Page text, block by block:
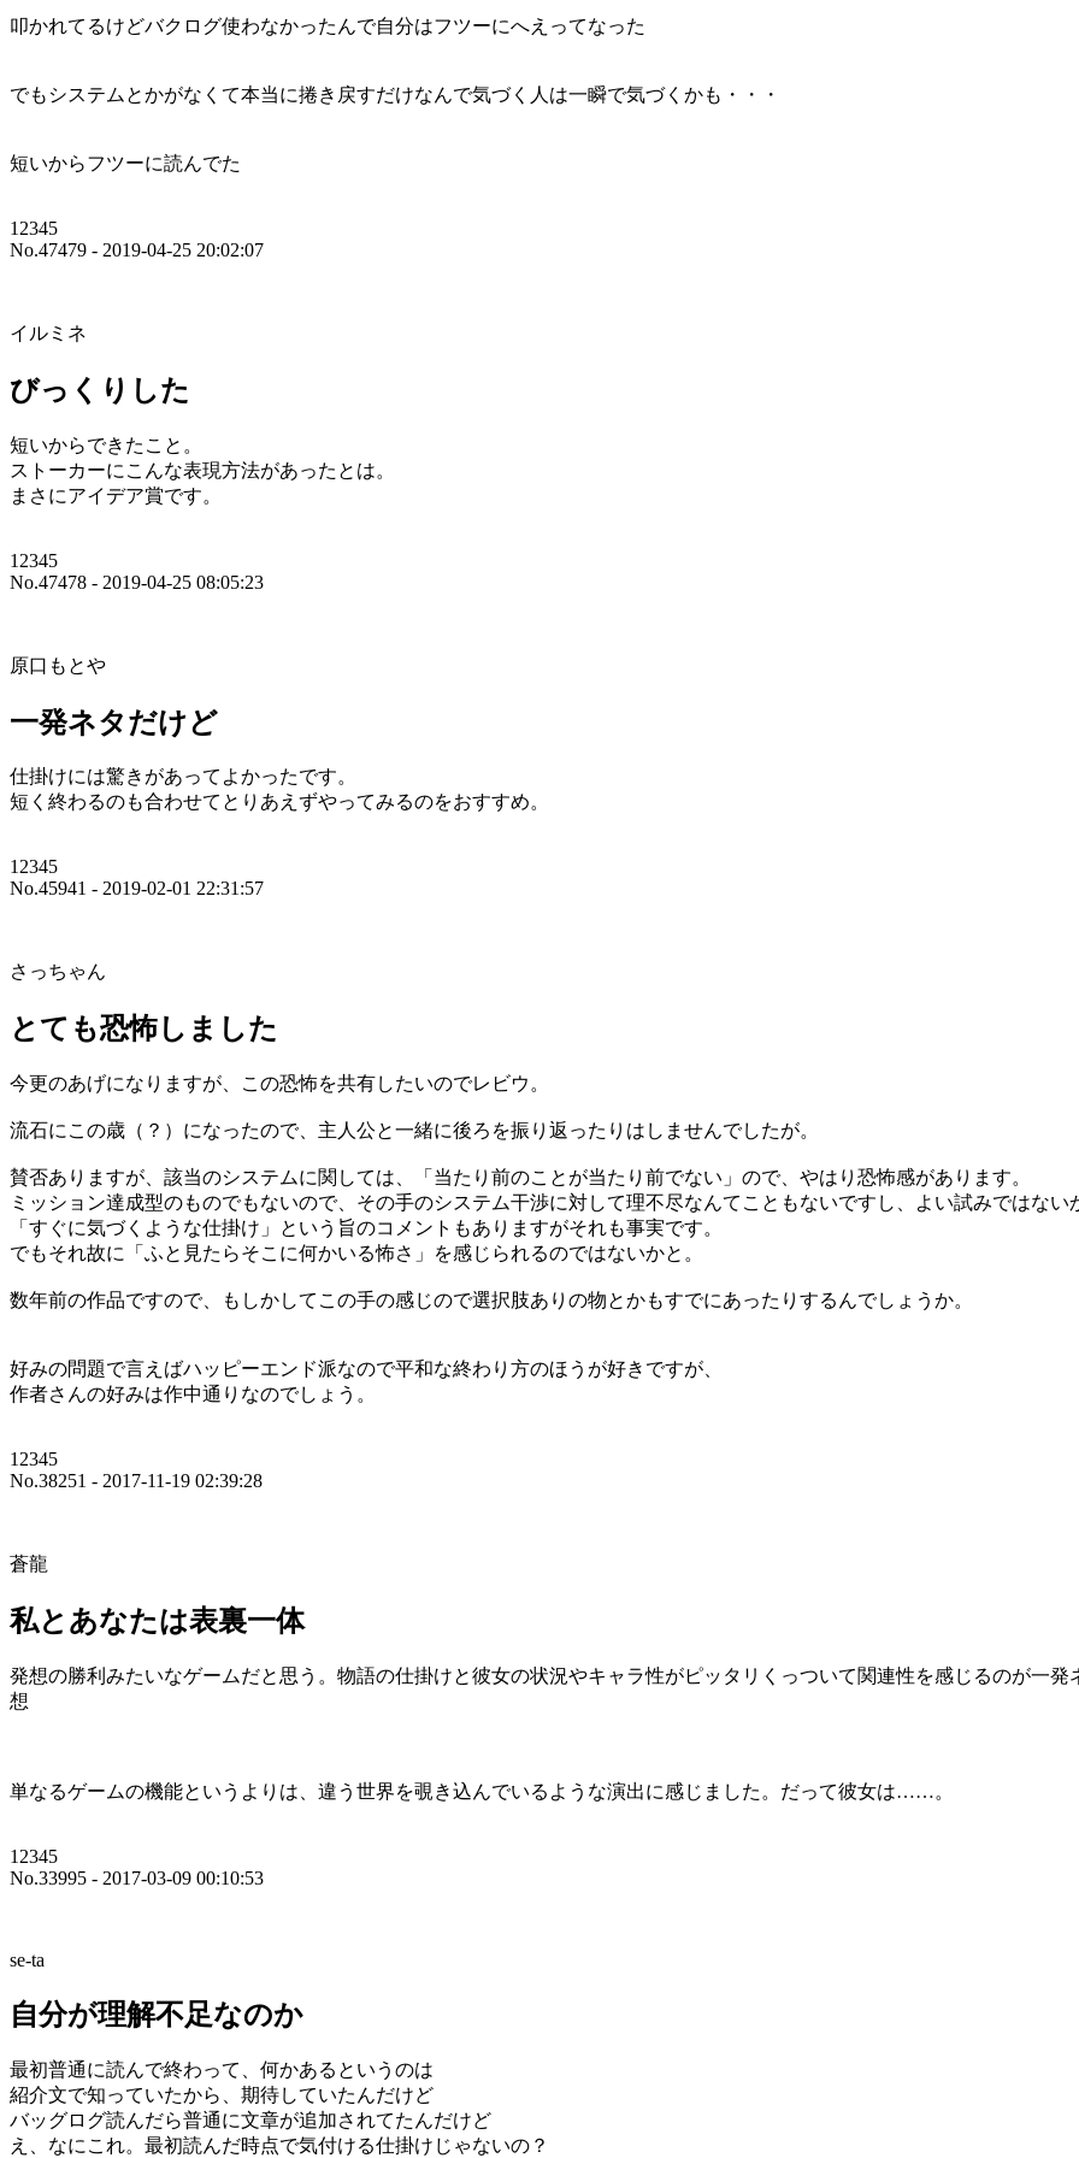
叩かれてるけどバクログ使わなかったんで自分はフツーにへえってなった
でもシステムとかがなくて本当に捲き戻すだけなんで気づく人は一瞬で気づくかも・・・
短いからフツーに読んでた
12345
No.47479 - 2019-04-25 20:02:07
イルミネ
びっくりした
短いからできたこと。
ストーカーにこんな表現方法があったとは。
まさにアイデア賞です。
12345
No.47478 - 2019-04-25 08:05:23
原口もとや
一発ネタだけど
仕掛けには驚きがあってよかったです。
短く終わるのも合わせてとりあえずやってみるのをおすすめ。
12345
No.45941 - 2019-02-01 22:31:57
さっちゃん
とても恐怖しました
今更のあげになりますが、この恐怖を共有したいのでレビウ。
流石にこの歳（？）になったので、主人公と一緒に後ろを振り返ったりはしませんでしたが。
賛否ありますが、該当のシステムに関しては、「当たり前のことが当たり前でない」ので、やはり恐怖感があります。
ミッション達成型のものでもないので、その手のシステム干渉に対して理不尽なんてこともないですし、よい試みではない
「すぐに気づくような仕掛け」という旨のコメントもありますがそれも事実です。
でもそれ故に「ふと見たらそこに何かいる怖さ」を感じられるのではないかと。
数年前の作品ですので、もしかしてこの手の感じので選択肢ありの物とかもすでにあったりするんでしょうか。
好みの問題で言えばハッピーエンド派なので平和な終わり方のほうが好きですが、
作者さんの好みは作中通りなのでしょう。
12345
No.38251 - 2017-11-19 02:39:28
蒼龍
私とあなたは表裏一体
発想の勝利みたいなゲームだと思う。物語の仕掛けと彼女の状況やキャラ性がピッタリくっついて関連性を感じるのが一
想
単なるゲームの機能というよりは、違う世界を覗き込んでいるような演出に感じました。だって彼女は……。
12345
No.33995 - 2017-03-09 00:10:53
se-ta
自分が理解不足なのか
最初普通に読んで終わって、何かあるというのは
紹介文で知っていたから、期待していたんだけど
バッグログ読んだら普通に文章が追加されてたんだけど
え、なにこれ。最初読んだ時点で気付ける仕掛けじゃないの？